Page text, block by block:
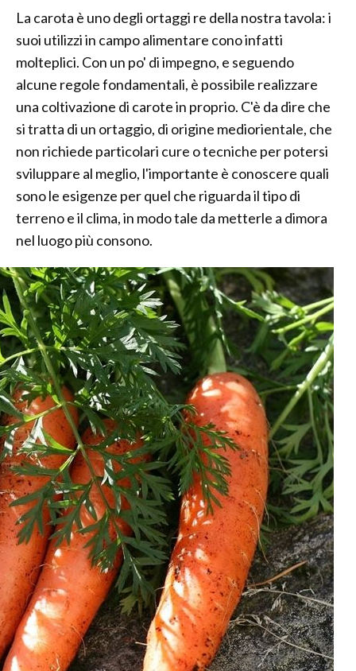
La carota è uno degli ortaggi re della nostra tavola: i
suoi utilizzi in campo alimentare cono infatti
molteplici. Con un po' di impegno, e seguendo
alcune regole fondamentali, è possibile realizzare
una coltivazione di carote in proprio. C'è da dire che
si tratta di un ortaggio, di origine mediorientale, che
non richiede particolari cure o tecniche per potersi
sviluppare al meglio, l'importante è conoscere quali
sono le esigenze per quel che riguarda il tipo di
terreno e il clima, in modo tale da metterle a dimora
nel luogo più consono.